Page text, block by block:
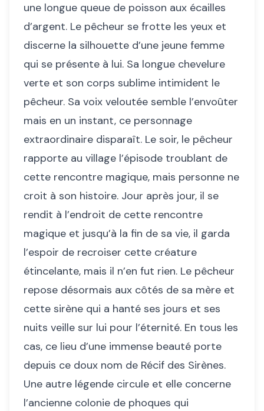
une longue queue de poisson aux écailles
d’argent. Le pêcheur se frotte les yeux et
discerne la silhouette d’une jeune femme
qui se présente à lui. Sa longue chevelure
verte et son corps sublime intimident le
pêcheur. Sa voix veloutée semble l’envoûter
mais en un instant, ce personnage
extraordinaire disparaît. Le soir, le pêcheur
rapporte au village l’épisode troublant de
cette rencontre magique, mais personne ne
croit à son histoire. Jour après jour, il se
rendit à l’endroit de cette rencontre
magique et jusqu’à la fin de sa vie, il garda
l’espoir de recroiser cette créature
étincelante, mais il n’en fut rien. Le pêcheur
repose désormais aux côtés de sa mère et
cette sirène qui a hanté ses jours et ses
nuits veille sur lui pour l’éternité. En tous les
cas, ce lieu d’une immense beauté porte
depuis ce doux nom de Récif des Sirènes.
Une autre légende circule et elle concerne
l’ancienne colonie de phoques qui